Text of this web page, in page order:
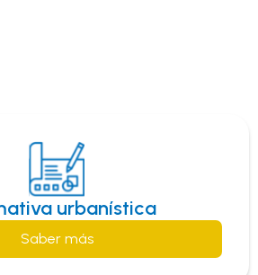
urbanística
Saber más